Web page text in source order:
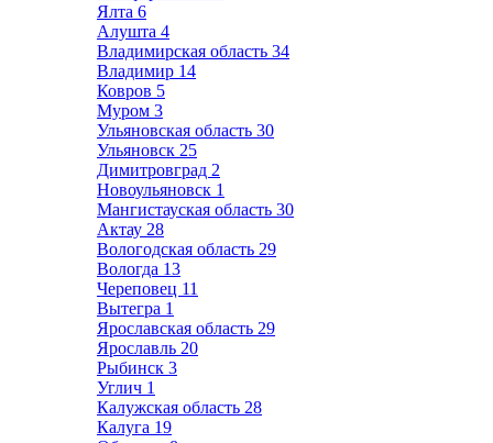
Ялта 6
Алушта 4
Владимирская область 34
Владимир 14
Ковров 5
Муром 3
Ульяновская область 30
Ульяновск 25
Димитровград 2
Новоульяновск 1
Мангистауская область 30
Актау 28
Вологодская область 29
Вологда 13
Череповец 11
Вытегра 1
Ярославская область 29
Ярославль 20
Рыбинск 3
Углич 1
Калужская область 28
Калуга 19